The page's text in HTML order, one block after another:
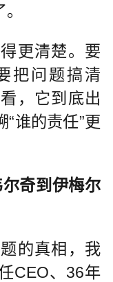
更清楚。要
把问题搞清
，它到底出
谁的责任”更
奇到伊梅尔
的真相，我
CEO、36年